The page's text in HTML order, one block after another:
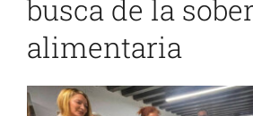
busca de la
alimentaria
Ver